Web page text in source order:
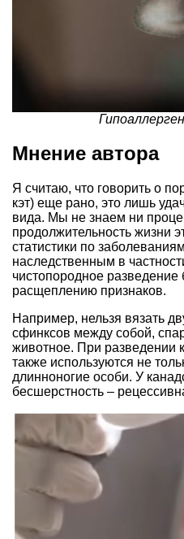
Мнение автора
Я считаю, что говорить о
кэт) еще рано, это лишь
вида. Мы не знаем ни
продолжительность жизни
статистики по
наследственным в
чистопородное разведение
расщеплению признаков.
Например, нельзя вязать
сфинксов между собой,
животное. При разведении
также используются не
длинноногие особи. У
бесшерстность –